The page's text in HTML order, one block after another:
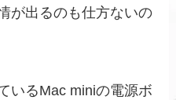
が出るのも仕方ないの
いるMac miniの電源ボ